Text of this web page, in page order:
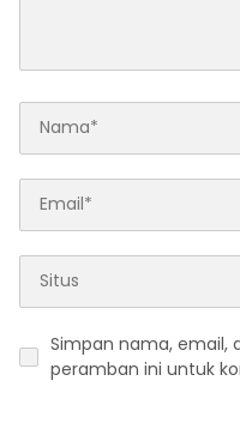
Simpan nama, email,
peramban ini untuk